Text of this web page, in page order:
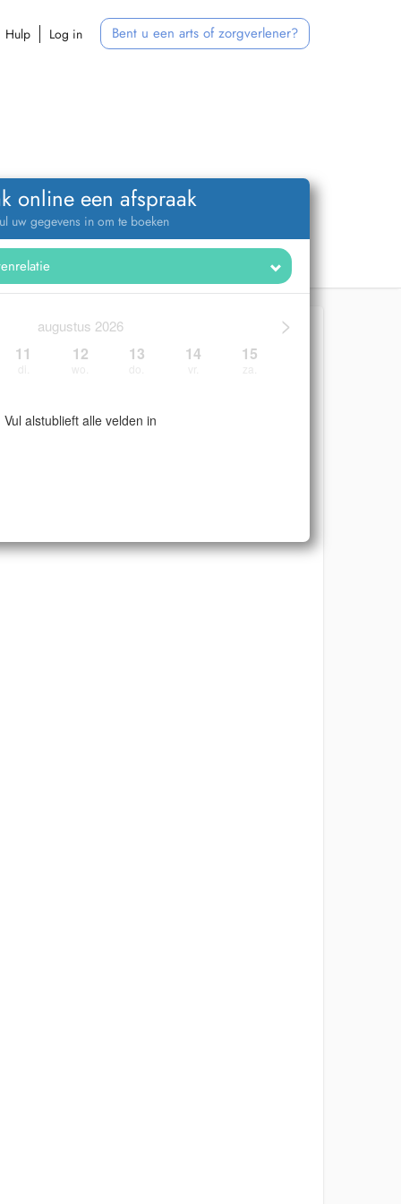
Hulp Log in Bent u een arts of zorgverlener?
online een afspraak
uw gegevens in om te boeken
>
augustus 2026
11 12 13 14 15
Vul alstublieft alle velden in